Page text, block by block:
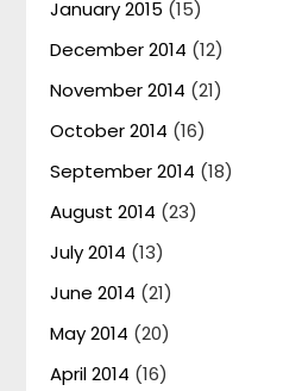
January 2015 (15)
December 2014 (12)
November 2014 (21)
October 2014 (16)
September 2014 (18)
August 2014 (23)
July 2014 (13)
June 2014 (21)
May 2014 (20)
April 2014 (16)